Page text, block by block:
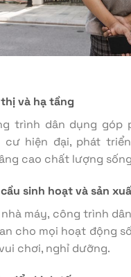
và hạ tầng
trình dân dụng góp
cư hiện đại, phát
cao chất lượng
sinh hoạt và sản
máy, công trình
cho mọi hoạt động
chơi, nghỉ dưỡng.